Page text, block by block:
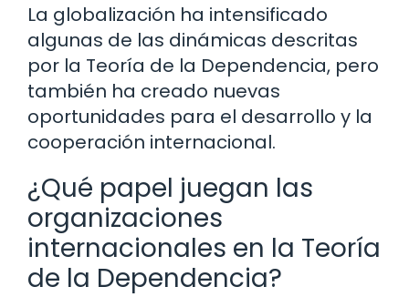
La globalización ha intensificado
algunas de las dinámicas descritas
por la Teoría de la Dependencia, pero
también ha creado nuevas
oportunidades para el desarrollo y la
cooperación internacional.
¿Qué papel juegan las
organizaciones
internacionales en la Teoría
de la Dependencia?